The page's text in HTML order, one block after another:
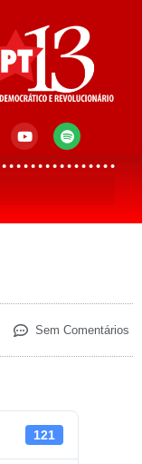
Sem Comentários
121